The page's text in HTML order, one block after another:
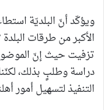
ويؤكّد أنّ البلديّة
الأكبر من طرقات
تزفيت حيث إنّ
دراسة وطلبٍ بذلك،
التنفيذ لتسهيل أمور